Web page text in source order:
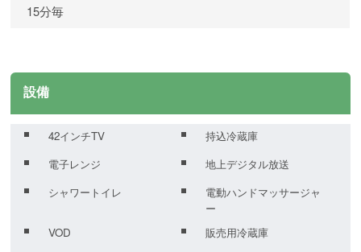
15分毎
設備
42インチTV
持込冷蔵庫
電子レンジ
地上デジタル放送
シャワートイレ
電動ハンドマッサージャ
ー
VOD
販売用冷蔵庫